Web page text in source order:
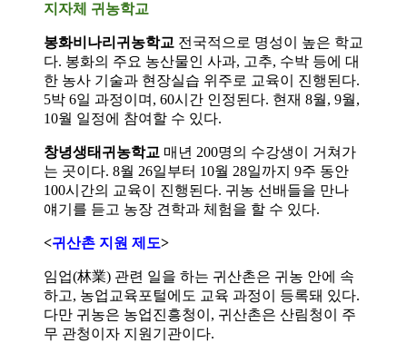
지자체 귀농학교
봉화비나리귀농학교 전국적으로 명성이 높은 학교
다. 봉화의 주요 농산물인 사과, 고추, 수박 등에 대
한 농사 기술과 현장실습 위주로 교육이 진행된다.
5박 6일 과정이며, 60시간 인정된다. 현재 8월, 9월,
10월 일정에 참여할 수 있다.
창녕생태귀농학교 매년 200명의 수강생이 거쳐가
는 곳이다. 8월 26일부터 10월 28일까지 9주 동안
100시간의 교육이 진행된다. 귀농 선배들을 만나
얘기를 듣고 농장 견학과 체험을 할 수 있다.
<귀산촌 지원 제도>
임업(林業) 관련 일을 하는 귀산촌은 귀농 안에 속
하고, 농업교육포털에도 교육 과정이 등록돼 있다.
다만 귀농은 농업진흥청이, 귀산촌은 산림청이 주
무 관청이자 지원기관이다.